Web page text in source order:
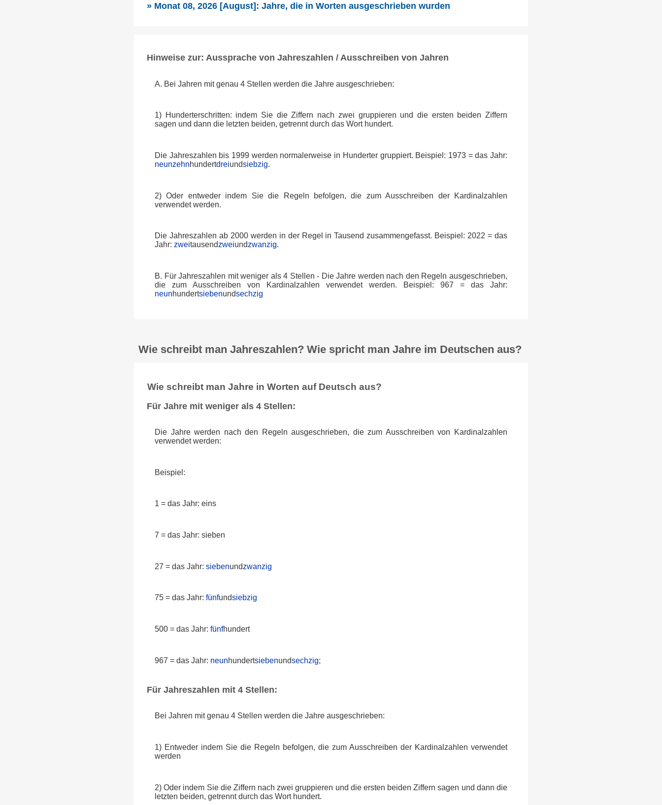
» Monat 08, 2026 [August]: Jahre, die in Worten ausgeschrieben wurden
Hinweise zur: Aussprache von Jahreszahlen / Ausschreiben von Jahren
A. Bei Jahren mit genau 4 Stellen werden die Jahre ausgeschrieben:
1) Hunderterschritten: indem Sie die Ziffern nach zwei gruppieren und die ersten beiden Ziffern
sagen und dann die letzten beiden, getrennt durch das Wort hundert.
Die Jahreszahlen bis 1999 werden normalerweise in Hunderter gruppiert. Beispiel: 1973 = das Jahr:
neunzehnhundertdreiundsiebzig.
2) Oder entweder indem Sie die Regeln befolgen, die zum Ausschreiben der Kardinalzahlen
verwendet werden.
Die Jahreszahlen ab 2000 werden in der Regel in Tausend zusammengefasst. Beispiel: 2022 = das
Jahr:zweitausendzweiundzwanzig.
B. Für Jahreszahlen mit weniger als 4 Stellen - Die Jahre werden nach den Regeln ausgeschrieben,
die zum Ausschreiben von Kardinalzahlen verwendet werden. Beispiel: 967 = das Jahr:
neunhundertsiebenundsechzig
Wie schreibt man Jahreszahlen? Wie spricht man Jahre im Deutschen aus?
Wie schreibt man Jahre in Worten auf Deutsch aus?
Für Jahre mit weniger als 4 Stellen:
Die Jahre werden nach den Regeln ausgeschrieben, die zum Ausschreiben von Kardinalzahlen
verwendet werden:
Beispiel:
1 = das Jahr: eins
7 = das Jahr: sieben
27 = das Jahr:siebenundzwanzig
75 = das Jahr:fünfundsiebzig
500 = das Jahr:fünfhundert
967 = das Jahr: neunhundertsiebenundsechzig;
Für Jahreszahlen mit 4 Stellen:
Bei Jahren mit genau 4 Stellen werden die Jahre ausgeschrieben:
1) Entweder indem Sie die Regeln befolgen, die zum Ausschreiben der Kardinalzahlen verwendet
werden
2) Oder indem Sie die Ziffern nach zwei gruppieren und die ersten beiden Ziffern sagen und dann die
letzten beiden, getrennt durch das Wort hundert.